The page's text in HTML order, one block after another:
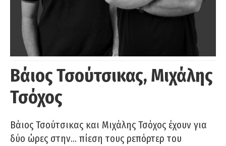
Βάιος Τσούτσικας, Μιχάλης
Τσόχος
Βάιος Τσούτσικας και Μιχάλης Τσόχος έχουν για
δύο ώρες στην… πίεση τους ρεπόρτερ του